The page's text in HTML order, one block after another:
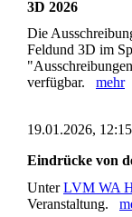
3D 2026
Die
Feldund 3D im
verfügbar. mehr
19.01.2026, 12:15
Eindrücke von
UnterLVM WA
Veranstaltung.